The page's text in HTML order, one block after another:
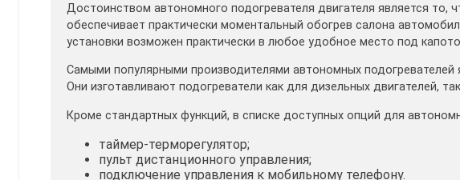
Достоинством автономного подогревателя двигателя является то,
обеспечивает практически моментальный обогрев салона
установки возможен практически в любое удобное место под
Самыми популярными производителями автономных подогревателей
Они изготавливают подогреватели как для дизельных двигателей,
Кроме стандартных функций, в списке доступных опций для
таймер-терморегулятор;
пульт дистанционного управления;
подключение управления к мобильному телефону.